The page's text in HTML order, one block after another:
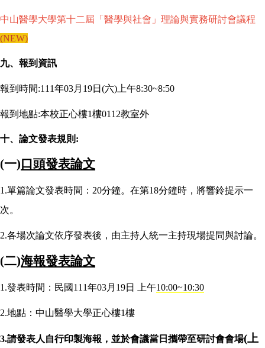
中山醫學大學第十二屆「醫學與社會」理論與實務研討會議程
(NEW)
九、報到資訊
報到時間:111年03月 19日 (六) 上午8:30~8:50
報到地點:本校正心樓1樓0112教室外
十、論文發表規則:
(一)口頭發表論文
1.單篇論文發表時間： 20分鐘。在第18分鐘時，將響鈴提示一
次。
2.各場次論文依序發表後，由主持人統一主持現場提問與討論。
(二)海報發表論文
1.發表時間：民國111年03月19日 上午10:00~10:30
2.地點：中山醫學大學正心樓1樓
3.請發表人自行印製海報，並於會議當日攜帶至研討會會場(上